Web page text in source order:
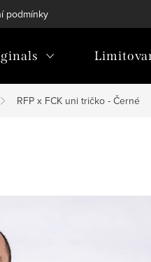
podmínky
RFP x FCK uni tričko - Černé